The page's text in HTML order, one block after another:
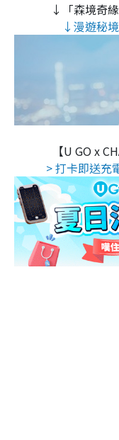
↓「森境奇
↓漫遊秘
【U GO x
> 打卡即送充